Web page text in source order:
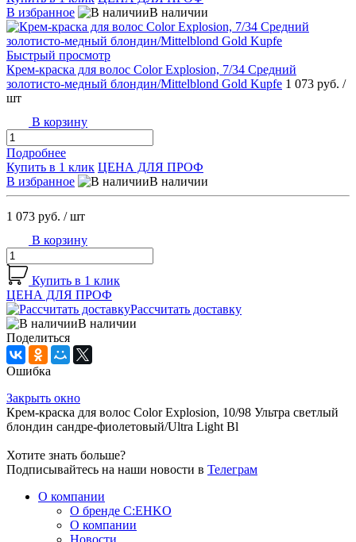
В избранное
В наличии
Быстрый просмотр
Крем-краска для волос Color Explosion, 7/34 Средний
золотисто-медный блондин/Mittelblond Gold Kupfe 1 073 руб. /
шт
В корзину
Подробнее
Купить в 1 клик ЦЕНА ДЛЯ ПРОФ
В избранное
В наличии
1 073 руб. / шт
В корзину
Купить в 1 клик
ЦЕНА ДЛЯ ПРОФ
Рассчитать доставку
В наличии
Поделиться
Ошибка
Закрыть окно
Крем-краска для волос Color Explosion, 10/98 Ультра светлый
блондин сандре-фиолетовый/Ultra Light Bl
Хотите знать больше?
Подписывайтесь на наши новости в Телеграм
О компании
О бренде C:EHKO
О компании
Новости